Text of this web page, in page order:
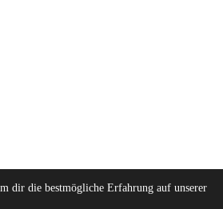
dir die bestmögliche Erfahrung auf unserer